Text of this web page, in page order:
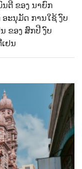
ຕີ ຂອງ ນາຍົກ
ະນຸມັດ ການໃຊ້ ງົບ
ຂອງ ສົກປີ ງົບ
ຢນ